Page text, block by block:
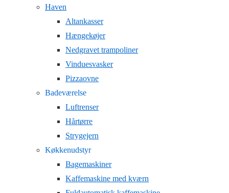
Haven
Altankasser
Hængekøjer
Nedgravet trampoliner
Vinduesvasker
Pizzaovne
Badeværelse
Luftrenser
Hårtørre
Strygejern
Køkkenudstyr
Bagemaskiner
Kaffemaskine med kværn